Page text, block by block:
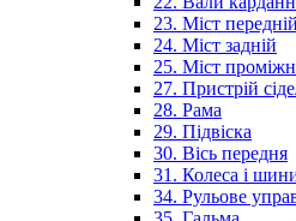
23. Міст передній
24. Міст задній
25. Міст
27. Пристрій
28. Рама
29. Підвіска
30. Вісь передня
31. Колеса і
34. Рульове